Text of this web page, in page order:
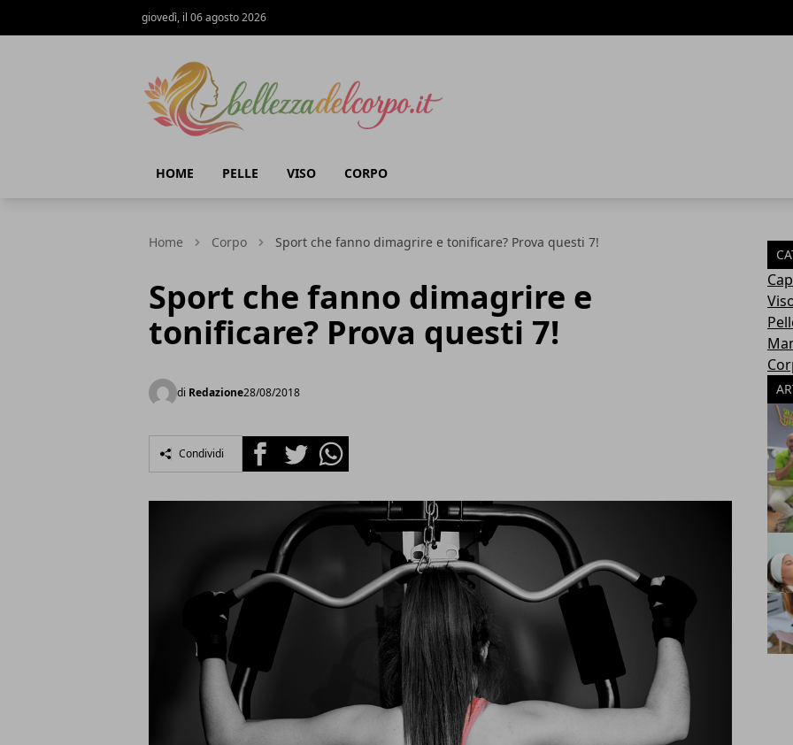
giovedì, il 06 agosto 2026
HOME PELLE VISO CORPO
Home Corpo Sport che fanno dimagrire e tonificare? Prova questi 7!
Sport che fanno dimagrire e
tonificare? Prova questi 7!
di Redazione28/08/2018
Condividi FacebookTwitterWhatsapp